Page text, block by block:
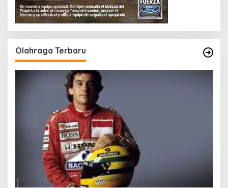
Olahraga Terbaru